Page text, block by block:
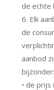
de echte
6. Elk
de
aanbod
bijzonder:
• de prijs